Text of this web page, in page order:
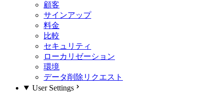
顧客
サインアップ
料金
比較
セキュリティ
ローカリゼーション
環境
データ削除リクエスト
User Settings